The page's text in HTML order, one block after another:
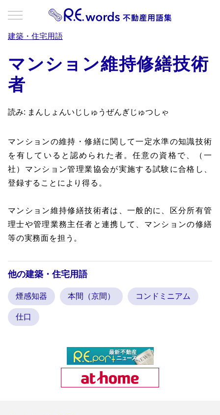
建築・住宅用語
マンション維持修繕技術
者
読み: まんしょんいじしゅうぜんぎじゅつしゃ
マンションの維持・修繕に関して一定水準の知識技術
を有していると認められた者。任意の資格で、（一
社）マンション管理業協会が実施する試験に合格し、
登録することにより得る。
マンション維持修繕技術者は、一般的に、区分所有管
理士や管理業務主任者と連携して、マンションの修繕
等の実務面を担う。
他の建築・住宅用語
煙感知器 本間（京間） コンドミニアム
仕口